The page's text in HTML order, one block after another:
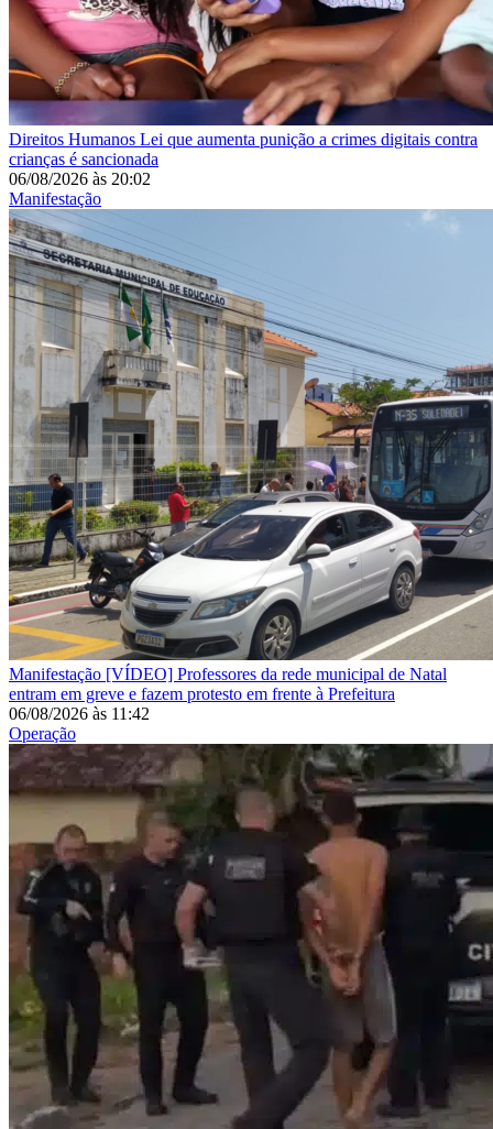
Direitos Humanos Lei que aumenta punição a crimes digitais contra
crianças é sancionada
06/08/2026 às 20:02
Manifestação
Manifestação [VÍDEO] Professores da rede municipal de Natal
entram em greve e fazem protesto em frente à Prefeitura
06/08/2026 às 11:42
Operação